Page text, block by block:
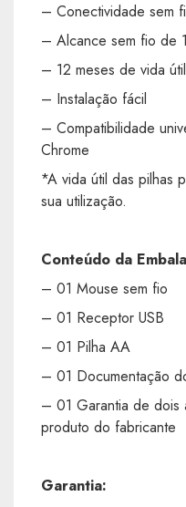
– Conectividade sem
– Alcance sem fio de
– 12 meses de vida
– Instalação fácil
– Compatibilidade
Chrome
*A vida útil das pilhas
sua utilização.
Conteúdo da
– 01 Mouse sem fio
– 01 Receptor USB
– 01 Pilha AA
– 01 Documentação
– 01 Garantia de dois
produto do fabricante
Garantia: